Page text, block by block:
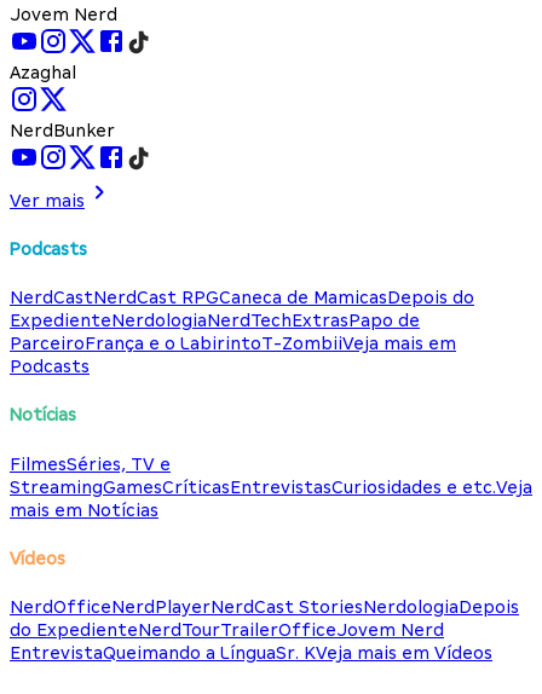
Jovem Nerd
Azaghal
NerdBunker
Ver mais
Podcasts
NerdCastNerdCast RPGCaneca de MamicasDepois do
ExpedienteNerdologiaNerdTechExtrasPapo de
ParceiroFrança e o LabirintoT-ZombiiVeja mais em
Podcasts
Notícias
FilmesSéries, TV e
StreamingGamesCríticasEntrevistasCuriosidades e etc.Veja
mais em Notícias
Vídeos
NerdOfficeNerdPlayerNerdCast StoriesNerdologiaDepois
do ExpedienteNerdTourTrailerOfficeJovem Nerd
EntrevistaQueimando a LínguaSr. KVeja mais em Vídeos